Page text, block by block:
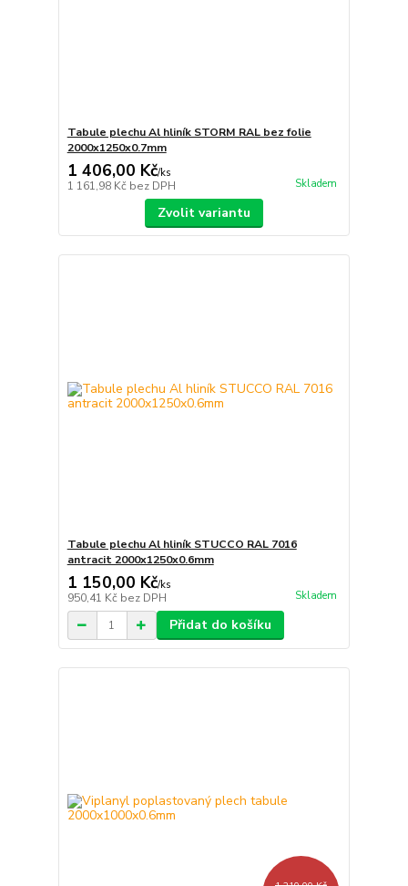
Tabule plechu Al hliník STORM RAL bez folie
2000x1250x0.7mm
1 406,00 Kč/ks
1 161,98 Kč bez DPH Skladem
Zvolit variantu
Tabule plechu Al hliník STUCCO RAL 7016
antracit 2000x1250x0.6mm
1 150,00 Kč/ks
950,41 Kč bez DPH Skladem
Přidat do košíku